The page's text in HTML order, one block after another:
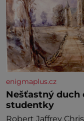
enigmaplus.cz
Nešťastný duch
studentky
Robert Jaffrey